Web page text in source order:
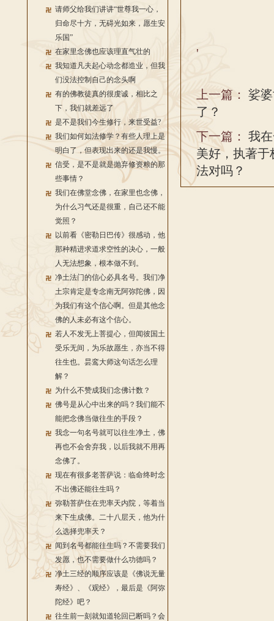
请师父给我们讲讲“世尊我一心，
归命尽十方，无碍光如来，愿生安
乐国”
在家里念佛也应该理直气壮的
我知道凡夫起心动念都造业，但我
们没法控制自己的念头啊
有的佛教徒真的很虔诚，相比之
下，我们就差远了
是不是我们今生修行，来世受益?
我们如何如法修学？有些人理上是
明白了，但表现出来的还是我慢。
信受，是不是就是抛弃修资粮的那
些事情？
我们在佛堂念佛，在家里也念佛，
为什么习气还是很重，自己还不能
觉照？
以前看《密勒日巴传》很感动，他
那种精进求道求空性的决心，一般
人无法想象，根本做不到。
净土法门的信心必具名号。我们净
土宗肯定是专念南无阿弥陀佛，因
为我们有这个信心啊。但是其他念
佛的人未必有这个信心。
若人不发无上菩提心，但闻彼国土
受乐无间，为乐故愿生，亦当不得
往生也。昙鸾大师这句话怎么理
解？
为什么不赞成我们念佛计数？
佛号是从心中出来的吗？我们能不
能把念佛当做往生的手段？
我念一句名号就可以往生净土，佛
再也不会舍弃我，以后我就不用再
念佛了。
现在有很多老菩萨说：临命终时念
不出佛还能往生吗？
弥勒菩萨住在兜率天内院，等着当
来下生成佛。二十八层天，他为什
么选择兜率天？
闻到名号都能往生吗？不需要我们
发愿，也不需要做什么功德吗？
净土三经的顺序应该是《佛说无量
寿经》、《观经》，最后是《阿弥
陀经》吧？
往生前一刻就知道轮回已断吗？会
'
上一篇： 娑
了？
下一篇： 我
美好，执著
法对吗？